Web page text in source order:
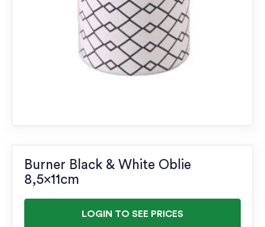
Burner Black & White Oblie
8,5x11cm
LOGIN TO SEE PRICES